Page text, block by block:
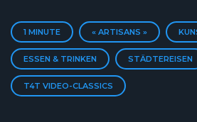
1 MINUTE « ARTISANS »
ESSEN & TRINKEN STÄDTEREISEN
T4T VIDEO-CLASSICS